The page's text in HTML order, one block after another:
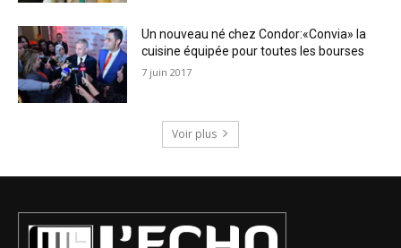
Un nouveau né chez Condor:«Convia» la
cuisine équipée pour toutes les bourses
7 juin 2017
Voir plus